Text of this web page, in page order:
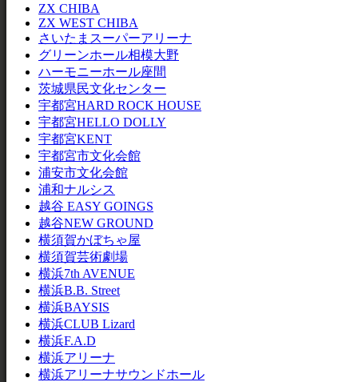
ZX CHIBA
ZX WEST CHIBA
さいたまスーパーアリーナ
グリーンホール相模大野
ハーモニーホール座間
茨城県民文化センター
宇都宮HARD ROCK HOUSE
宇都宮HELLO DOLLY
宇都宮KENT
宇都宮市文化会館
浦安市文化会館
浦和ナルシス
越谷 EASY GOINGS
越谷NEW GROUND
横須賀かぼちゃ屋
横須賀芸術劇場
横浜7th AVENUE
横浜B.B. Street
横浜BAYSIS
横浜CLUB Lizard
横浜F.A.D
横浜アリーナ
横浜アリーナサウンドホール